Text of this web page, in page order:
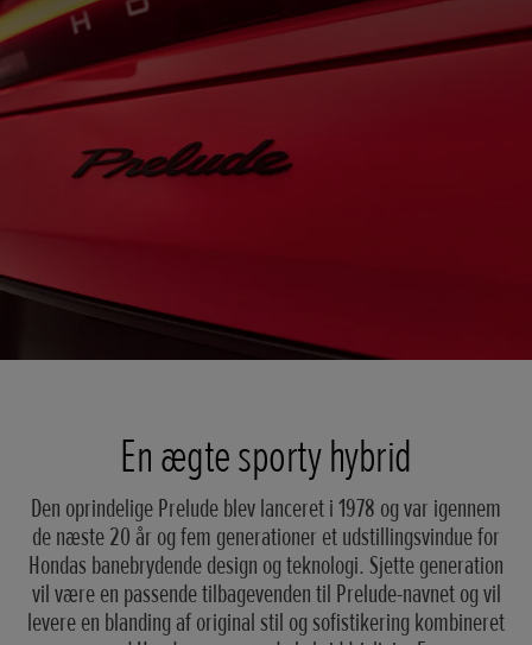
En ægte sporty hybrid
Den oprindelige Prelude blev lanceret i 1978 og var igennem
de næste 20 år og fem generationer et udstillingsvindue for
Hondas banebrydende design og teknologi. Sjette generation
vil være en passende tilbagevenden til Prelude-navnet og vil
levere en blanding af original stil og sofistikering kombineret